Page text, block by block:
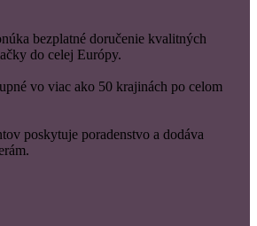
bezplatné doručenie kvalitných
do celej Európy.
vo viac ako 50 krajinách po celom
poskytuje poradenstvo a dodáva